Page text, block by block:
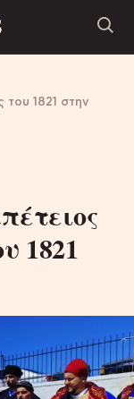
του 1821 στην
1821